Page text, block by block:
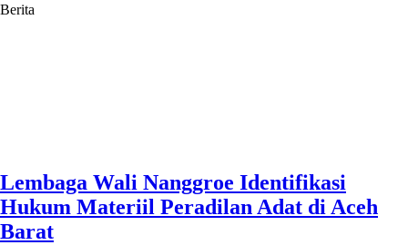
Berita
Lembaga Wali Nanggroe Identifikasi
Hukum Materiil Peradilan Adat di Aceh
Barat